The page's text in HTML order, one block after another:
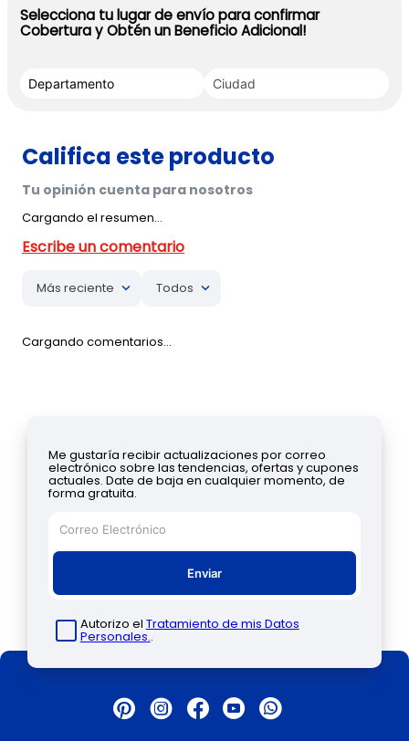
Selecciona tu lugar de envío para confirmar
Cobertura y Obtén un Beneficio Adicional!
Cargando el resumen…
Más reciente Todos
Cargando comentarios…
Me gustaría recibir actualizaciones por correo
electrónico sobre las tendencias, ofertas y cupones
actuales. Date de baja en cualquier momento, de
forma gratuita.
Enviar
Autorizo el Tratamiento de mis Datos
Personales..